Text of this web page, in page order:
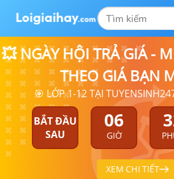
💥 NGÀY HỘI TRẢ GIÁ -
THEO GIÁ BẠN
🎯 LỚP 1-12 TẠI
BẮT ĐẦU
SAU
06
GIỜ
XEM CHI TIẾT